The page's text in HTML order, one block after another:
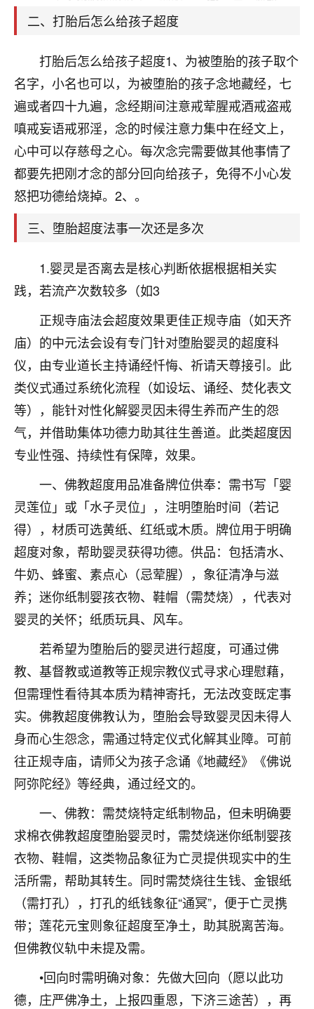
二、打胎后怎么给孩子超度
打胎后怎么给孩子超度1、为被堕胎的孩子取个
名字，小名也可以，为被堕胎的孩子念地藏经，七
遍或者四十九遍，念经期间注意戒荤腥戒酒戒盗戒
嗔戒妄语戒邪淫，念的时候注意力集中在经文上，
心中可以存慈母之心。每次念完需要做其他事情了
都要先把刚才念的部分回向给孩子，免得不小心发
怒把功德给烧掉。2、。
三、堕胎超度法事一次还是多次
1.婴灵是否离去是核心判断依据根据相关实
践，若流产次数较多（如3
正规寺庙法会超度效果更佳正规寺庙（如天齐
庙）的中元法会设有专门针对堕胎婴灵的超度科
仪，由专业道长主持诵经忏悔、祈请天尊接引。此
类仪式通过系统化流程（如设坛、诵经、焚化表文
等），能针对性化解婴灵因未得生养而产生的怨
气，并借助集体功德力助其往生善道。此类超度因
专业性强、持续性有保障，效果。
一、佛教超度用品准备牌位供奉：需书写「婴
灵莲位」或「水子灵位」，注明堕胎时间（若记
得），材质可选黄纸、红纸或木质。牌位用于明确
超度对象，帮助婴灵获得功德。供品：包括清水、
牛奶、蜂蜜、素点心（忌荤腥），象征清净与滋
养；迷你纸制婴孩衣物、鞋帽（需焚烧），代表对
婴灵的关怀；纸质玩具、风车。
若希望为堕胎后的婴灵进行超度，可通过佛
教、基督教或道教等正规宗教仪式寻求心理慰藉，
但需理性看待其本质为精神寄托，无法改变既定事
实。佛教超度佛教认为，堕胎会导致婴灵因未得人
身而心生怨念，需通过特定仪式化解其业障。可前
往正规寺庙，请师父为孩子念诵《地藏经》《佛说
阿弥陀经》等经典，通过经文的。
一、佛教：需焚烧特定纸制物品，但未明确要
求棉衣佛教超度堕胎婴灵时，需焚烧迷你纸制婴孩
衣物、鞋帽，这类物品象征为亡灵提供现实中的生
活所需，帮助其转生。同时需焚烧往生钱、金银纸
（需打孔），打孔的纸钱象征“通冥”，便于亡灵携
带；莲花元宝则象征超度至净土，助其脱离苦海。
但佛教仪轨中未提及需。
•回向时需明确对象：先做大回向（愿以此功
德，庄严佛净土，上报四重恩，下济三途苦），再
哪样不服都不行！
卦，认识老师3年了，都是缘分啊！
17分钟前 来自湖北 19
心若莲花
我是做餐饮的，这两年，生意屡屡受挫，店开一家关
一家，要么生意不好，生意好的就出事。前些年攒的
家底快败光了，真是倒霉！我也想找人看看到底怎么
回事？
啊！
是我从找店开始都是找慧来老师跟进的，选
址、风水、还有开业日子，哪哪都看了，虽然
大环境不好，但是我家生意还可以，前几天又
刚找老师做了补财库，希望财运更好一点！
2小时前 来自海南 18
梦醒时分
我女儿高二叛逆，大半年不上学，一说她就要死要活
的，把我们两口子愁的不行，朋友给我推荐的慧来老
师，一开始我是病急乱投医，这半年来，法事一个个
做完，我女儿跟变了个人一样，不期望她能考多好的
康康的我就很知足了！
鹿森：可怜天下父母心啊！
3小时前 来自河北 16
付深
我是公司人事调整，有升迁机会，但同时竞争的我们
三个，找老师的时候是抱着侥幸心理，没想到老师看
太岁还有一个发钱粮，本来年前的人事调整，拖到年
后，我以为都没戏了，结果开年一上班，开会提拔升
职第一个就是我，职务无所谓，主要是底薪加了
3000，非常开心，无论如何，感恩感谢！🙏🏻
鹿森 ：恭喜升职加薪！！，请客吗？�
12小时前 来自北京 32
心心相印
我身体不太好，总是病病殃殃的，去检查又没什么大
问题，反正就是不舒服。中医西医看遍了，找不到问
题，后来无意中看到有人推荐慧来老师，跟老师聊过
之后，心情豁然开朗，也听老师建议，处理了一些因
果问题。今年以来，身体比以前好多，主要是心情好
了，老师说境随心转，现在深有体会了。
鹿森：是的，其实跟老师聊过之后，最大的感
触，首先就是心态会变好，万般皆是命，半点
不由人！
1天前 来自四川 9